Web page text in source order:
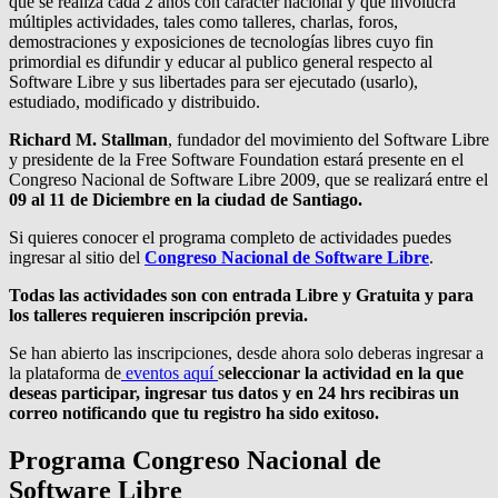
múltiples actividades, tales como talleres, charlas, foros,
demostraciones y exposiciones de tecnologías libres cuyo fin
primordial es difundir y educar al publico general respecto al
Software Libre y sus libertades para ser ejecutado (usarlo),
estudiado, modificado y distribuido.
Richard M. Stallman, fundador del movimiento del Software Libre
y presidente de la Free Software Foundation estará presente en el
Congreso Nacional de Software Libre 2009, que se realizará entre el
09 al 11 de Diciembre en la ciudad de Santiago.
Si quieres conocer el programa completo de actividades puedes
ingresar al sitio del Congreso Nacional de Software Libre.
Todas las actividades son con entrada Libre y Gratuita y para
los talleres requieren inscripción previa.
Se han abierto las inscripciones, desde ahora solo deberas ingresar a
la plataforma de eventos aquíseleccionar la actividad en la que
deseas participar, ingresar tus datos y en 24 hrs recibiras un
correo notificando que tu registro ha sido exitoso.
Programa Congreso Nacional de
Software Libre